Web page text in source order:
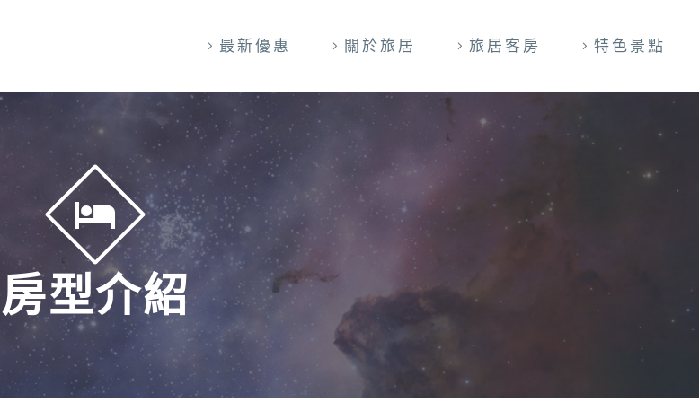
最新優惠 關於旅居 旅居客房 特色景點


房型介紹